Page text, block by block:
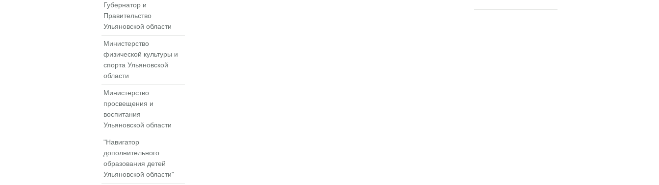
Губернатор и
Правительство
Ульяновской области
Министерство
физической культуры и
спорта Ульяновской
области
Министерство
просвещения и
воспитания
Ульяновской области
"Навигатор
дополнительного
образования детей
Ульяновской области"